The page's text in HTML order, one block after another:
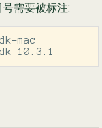
需要被标注:
mac
10.3.1